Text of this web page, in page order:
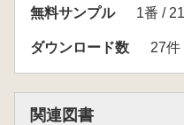
利用可能台数:合計2
伊藤博幸 陸奥国の
域
阿部明彦 山形県に
と展開
無料サンプル
1番 /
ダウンロード数 27件
関連図書